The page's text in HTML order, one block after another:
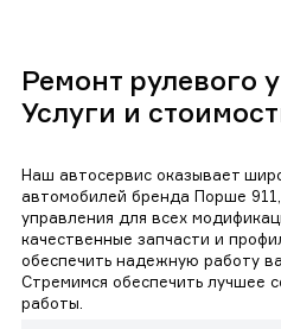
Ремонт рулевого
Услуги и
Наш автосервис оказывает
автомобилей бренда Порше
управления для всех
качественные запчасти и
обеспечить надежную работу
Стремимся обеспечить лучшее
работы.